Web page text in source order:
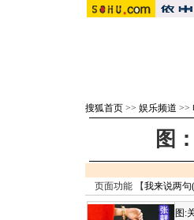
搜狐首页 >> 娱乐频道 >>
图
页面功能 【我来说两句(
图: